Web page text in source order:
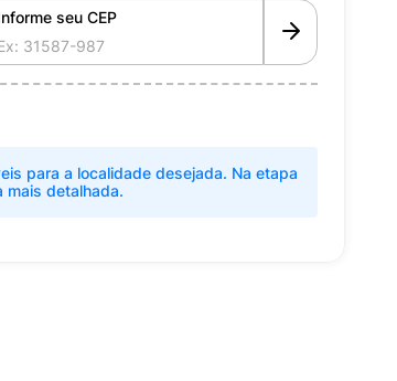
seu CEP
para a localidade desejada. Na etapa
mais detalhada.